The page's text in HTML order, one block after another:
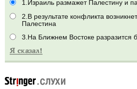
1.Израиль размажет Палестину и
2.В результате конфликта
Палестина
3.На Ближнем Востоке разразится